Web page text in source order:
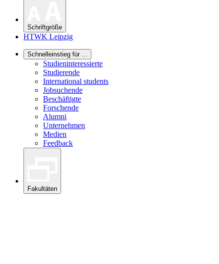
Schriftgröße
HTWK Leipzig
Schnelleinstieg für ...
Studieninteressierte
Studierende
International students
Jobsuchende
Beschäftigte
Forschende
Alumni
Unternehmen
Medien
Feedback
Fakultäten